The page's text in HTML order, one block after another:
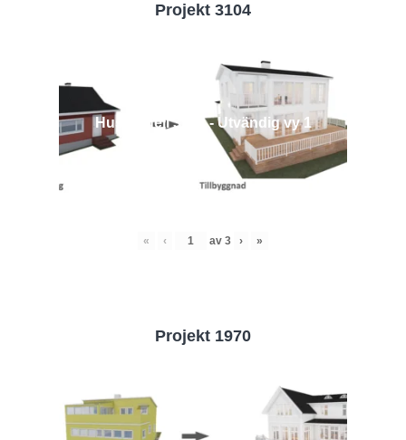
Projekt 3104
Husmodell 3104 - Utvändig vy 1
« ‹ av 3 › »
Projekt 1970